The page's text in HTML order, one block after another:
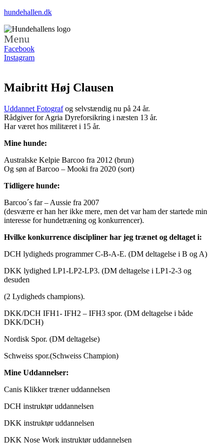
hundehallen.dk
Menu
Facebook
Instagram
Maibritt Høj Clausen
Uddannet Fotografog selvstændig nu på 24 år.
Rådgiver for Agria Dyreforsikring i næsten 13 år.
Har været hos militæret i 15 år.
Mine hunde:
Australske Kelpie Barcoo fra 2012 (brun)
Og søn af Barcoo – Mooki fra 2020 (sort)
Tidligere hunde:
Barcoo´s far – Aussie fra 2007
(desværre er han her ikke mere, men det var ham der startede min
interesse for hundetræning og konkurrencer).
Hvilke konkurrence discipliner har jeg trænet og deltaget i:
DCH lydigheds programmer C-B-A-E. (DM deltagelse i B og A)
DKK lydighed LP1-LP2-LP3. (DM deltagelse i LP1-2-3 og
desuden
(2 Lydigheds champions).
DKK/DCH IFH1- IFH2 – IFH3 spor. (DM deltagelse i både
DKK/DCH)
Nordisk Spor. (DM deltagelse)
Schweiss spor.(Schweiss Champion)
Mine Uddannelser:
Canis Klikker træner uddannelsen
DCH instruktør uddannelsen
DKK instruktør uddannelsen
DKK Nose Work instruktør uddannelsen